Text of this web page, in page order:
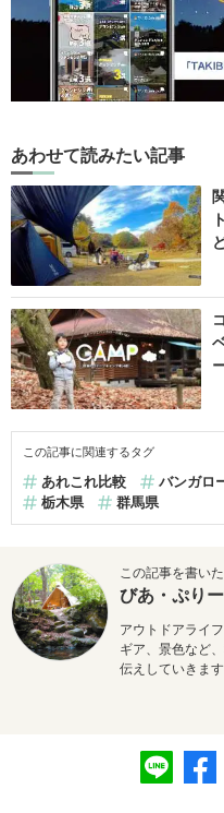
あわせて読みたい記事
この記事に関連するタグ
あれこれ比較 バンガロ
栃木県
群馬県
この記事を書い
びあ・ぷり
アウトドアライ
ギア、景色など
伝えしていきま